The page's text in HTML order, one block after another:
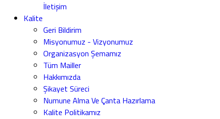
İletişim
Kalite
Geri Bildirim
Misyonumuz - Vizyonumuz
Organizasyon Şemamız
Tüm Mailler
Hakkımızda
Şikayet Süreci
Numune Alma Ve Çanta Hazırlama
Kalite Politikamız